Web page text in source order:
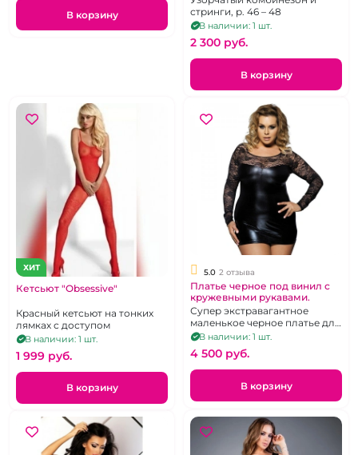
В корзину
стринги, р. 46 – 48
В наличии: 1 шт.
2 300 pуб.
В корзину
ХИТ
Кетсьют "Obsessive"
Красный кетсьют на тонких
лямках с доступом
В наличии: 1 шт.
1 999 pуб.
В корзину
5.0 2 отзыва
Платье черное под винил с
кружевными рукавами.
Супер экстравагантное
маленькое черное платье для
корпулентных дам. Размер
52-56
В наличии: 1 шт.
4 500 pуб.
В корзину